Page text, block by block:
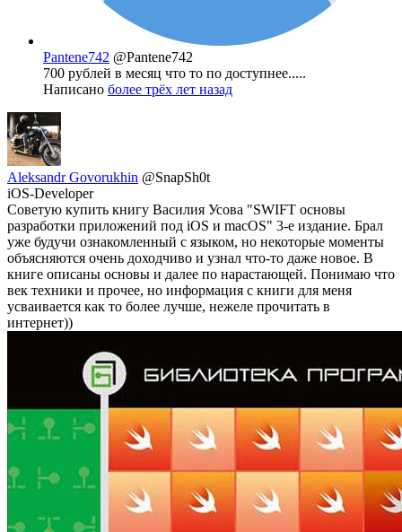
Pantene742 @Pantene742
700 рублей в месяц что то по доступнее.....
Написано более трёх лет назад
Aleksandr Govorukhin @SnapSh0t
iOS-Developer
Советую купить книгу Василия Усова "SWIFT основы
разработки приложений под iOS и macOS" 3-е издание. Брал
уже будучи ознакомленный с языком, но некоторые моменты
объясняются очень доходчиво и узнал что-то даже новое. В
книге описаны основы и далее по нарастающей. Понимаю что
век техники и прочее, но информация с книги для меня
усваивается как то более лучше, нежеле прочитать в
интернет))